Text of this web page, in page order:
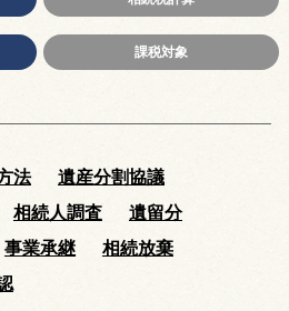
課税対象
法
遺産分割協議
相続人調査
遺留分
事業承継
相続放棄